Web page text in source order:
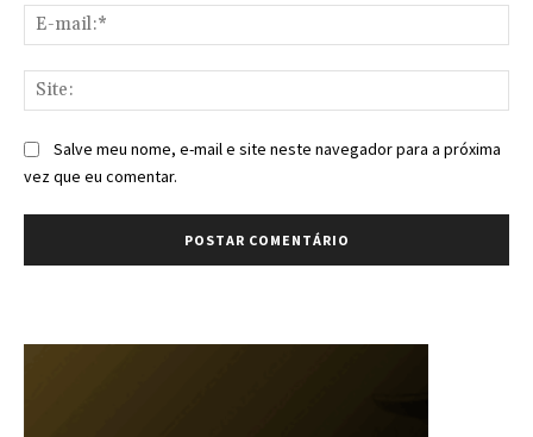
Salve meu nome, e-mail e site neste navegador para a próxima
vez que eu comentar.